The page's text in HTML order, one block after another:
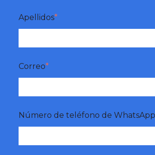
Apellidos*
Correo*
Número de teléfono de WhatsApp